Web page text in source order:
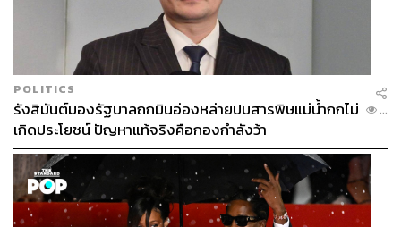
POLITICS
รังสิมันต์มองรัฐบาลถกมินอ่องหล่ายปมสารพิษแม่น้ำกกไม่
เกิดประโยชน์ ปัญหาแท้จริงคือกองกำลังว้า
...